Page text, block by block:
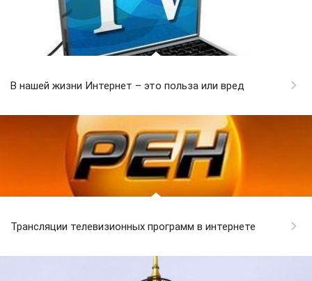
В нашей жизни Интернет – это польза или вред
Трансляции телевизионных программ в интернете